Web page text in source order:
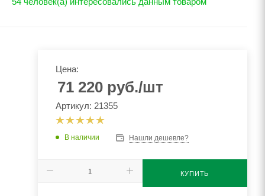
Цена:
71 220руб./шт
Артикул: 21355
В наличии Нашли дешевле?
КУПИТЬ